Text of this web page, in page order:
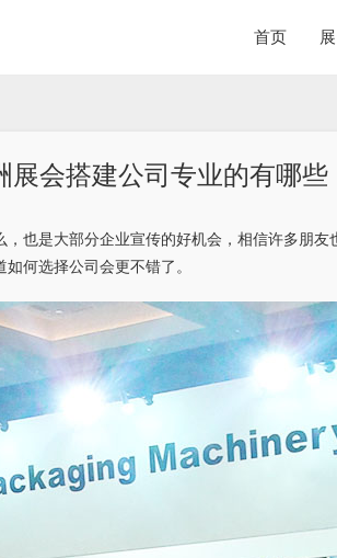
首页
展会搭建公司专业的有哪些
也是大部分企业宣传的好机会，相信许多朋
何选择公司会更不错了。